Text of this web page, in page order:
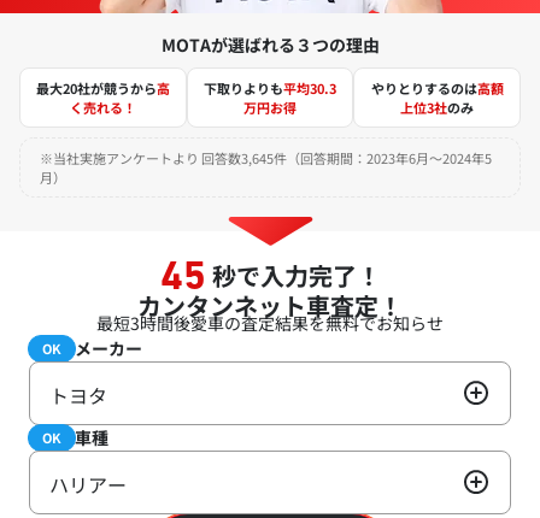
MOTAが選ばれる３つの理由
最大20社が競うから高
く売れる！
下取りよりも平均30.3
万円お得
やりとりするのは高額
上位3社のみ
※当社実施アンケートより 回答数3,645件（回答期間：2023年6月～2024年5
月）
45 秒で入力完了！
カンタンネット車査定！
最短3時間後愛車の査定結果を無料でお知らせ
メーカー
必須
OK
トヨタ
車種
必須
OK
ハリアー